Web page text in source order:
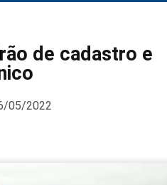
de cadastro e
05/2022